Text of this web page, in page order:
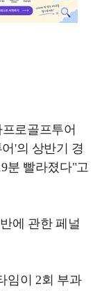
로골프투어
'의 상반기 경
분 빨라졌다"고
에 관한 페널
임이 2회 부과